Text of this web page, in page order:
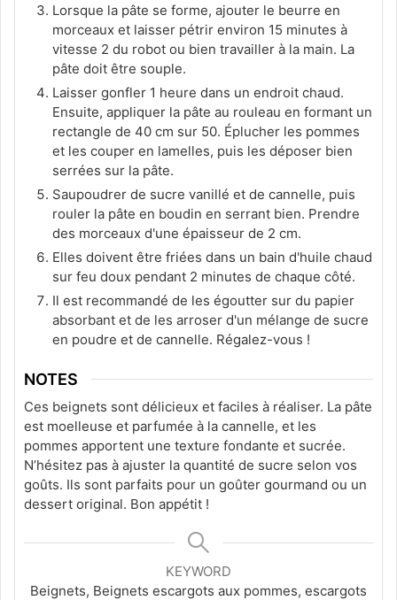
Lorsque la pâte se forme, ajouter le beurre en
morceaux et laisser pétrir environ 15 minutes à
vitesse 2 du robot ou bien travailler à la main. La
pâte doit être souple.
Laisser gonfler 1 heure dans un endroit chaud.
Ensuite, appliquer la pâte au rouleau en formant un
rectangle de 40 cm sur 50. Éplucher les pommes
et les couper en lamelles, puis les déposer bien
serrées sur la pâte.
Saupoudrer de sucre vanillé et de cannelle, puis
rouler la pâte en boudin en serrant bien. Prendre
des morceaux d'une épaisseur de 2 cm.
Elles doivent être friées dans un bain d'huile chaud
sur feu doux pendant 2 minutes de chaque côté.
Il est recommandé de les égoutter sur du papier
absorbant et de les arroser d'un mélange de sucre
en poudre et de cannelle. Régalez-vous !
NOTES
Ces beignets sont délicieux et faciles à réaliser. La pâte
est moelleuse et parfumée à la cannelle, et les
pommes apportent une texture fondante et sucrée.
N’hésitez pas à ajuster la quantité de sucre selon vos
goûts. Ils sont parfaits pour un goûter gourmand ou un
dessert original. Bon appétit !
KEYWORD
Beignets, Beignets escargots aux pommes, escargots